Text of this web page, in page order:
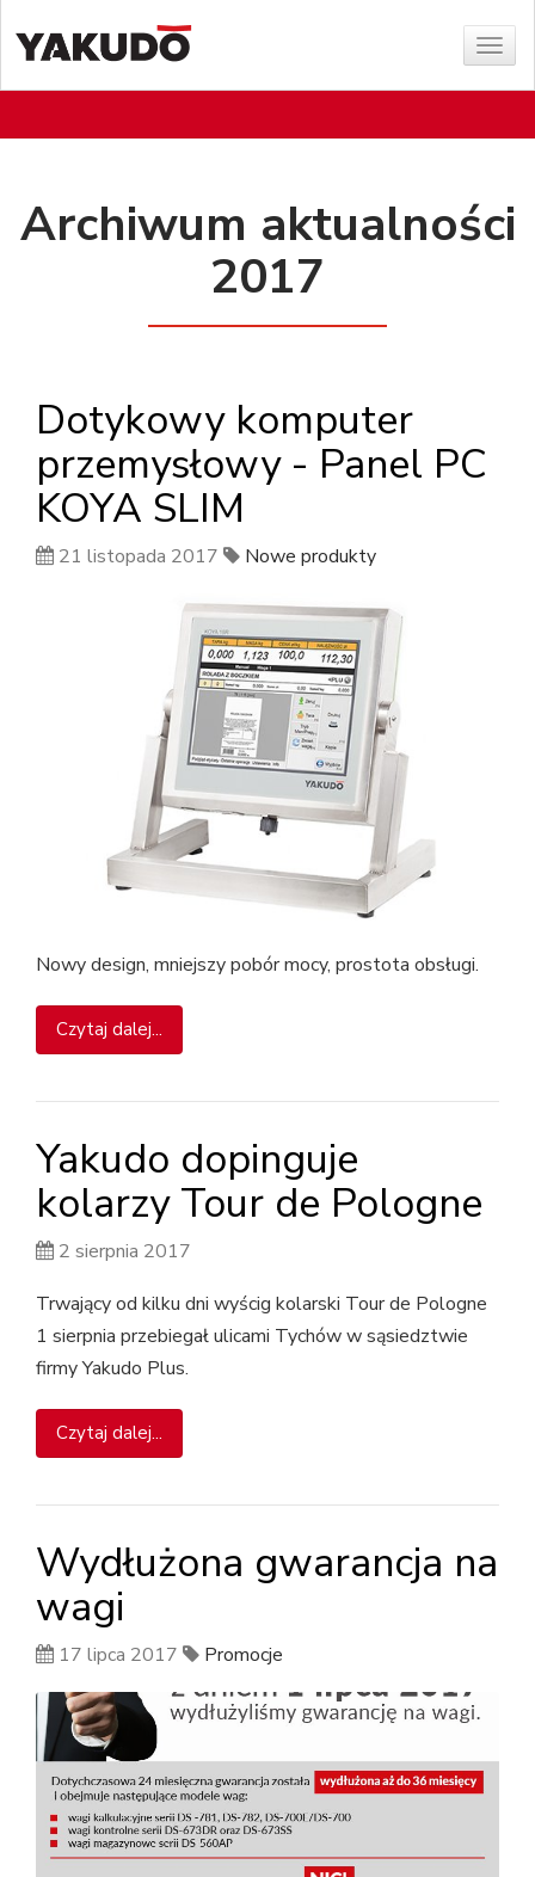
menu
Archiwum aktualności
2017
Dotykowy komputer
przemysłowy - Panel PC
KOYA SLIM
21 listopada 2017 Nowe produkty
Nowy design, mniejszy pobór mocy, prostota obsługi.
Czytaj dalej...
Yakudo dopinguje
kolarzy Tour de Pologne
2 sierpnia 2017
Trwający od kilku dni wyścig kolarski Tour de Pologne
1 sierpnia przebiegał ulicami Tychów w sąsiedztwie
firmy Yakudo Plus.
Czytaj dalej...
Wydłużona gwarancja na
wagi
17 lipca 2017 Promocje